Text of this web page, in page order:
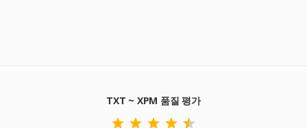
TXT ~ XPM 품질 평가